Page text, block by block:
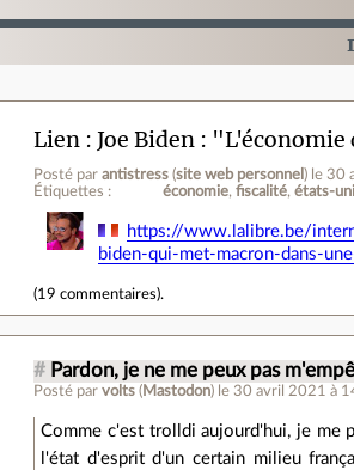
Lien Joe Biden :
Posté parantistress (site web personnel ) le 30
Étiquettes :
économie fiscalité états-
https://www.lalibre.be/
biden-qui-met-macron-dans-
(19 commentaires).
# Pardon, je ne me peux pas
Posté parvolts ( Mastodon) le 30 avril 2021 à
Comme c'est trolldi aujourd'hui, je me
l'état d'esprit d'un certain milieu